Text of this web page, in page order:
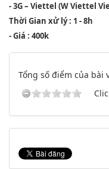
- 3G – Viettel (W Viettel
Thời Gian xử lý : 1 - 8h
- Giá : 400k
Tổng số điểm của bài